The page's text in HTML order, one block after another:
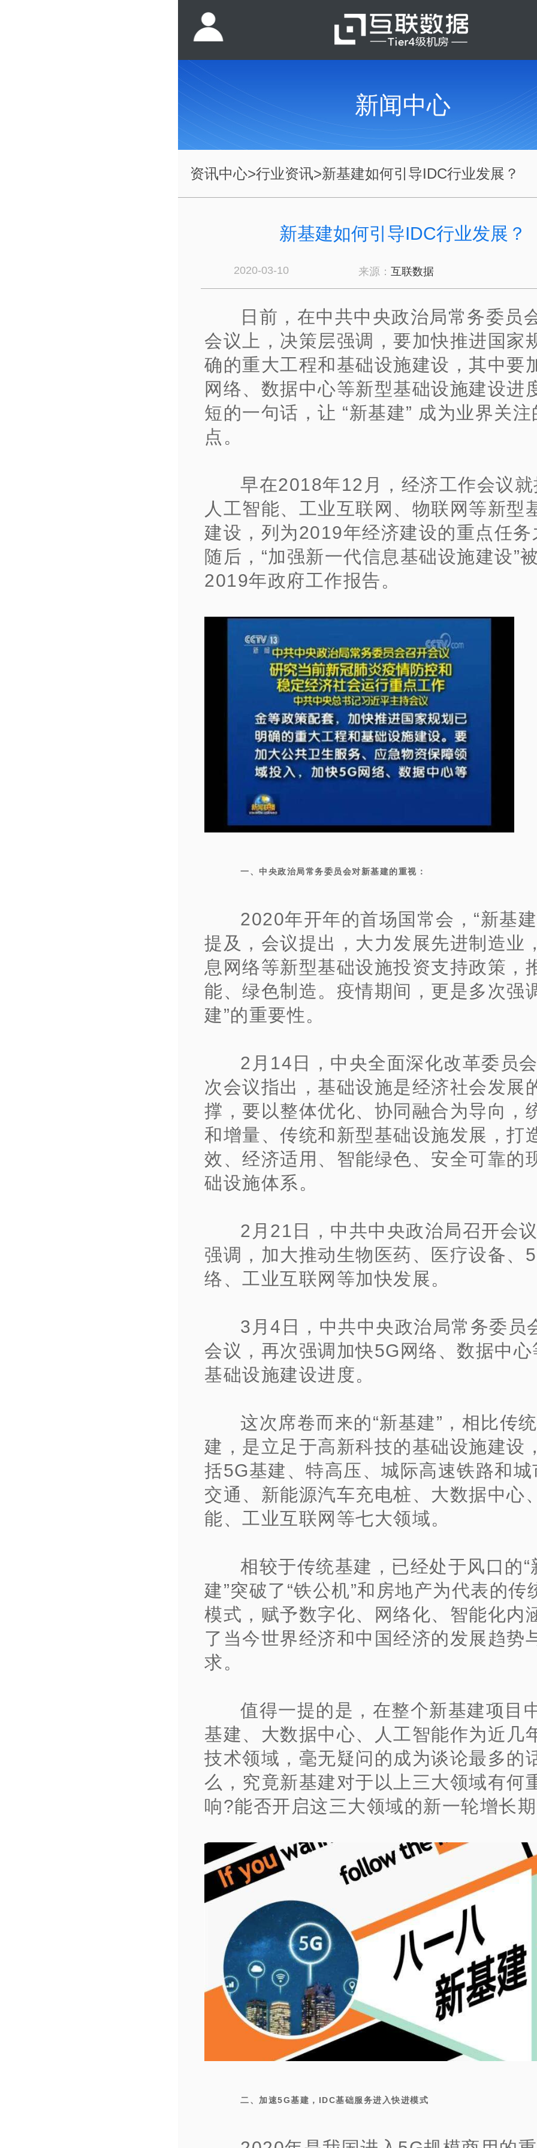
新闻中心
资讯中心>行业资讯>新基建如何引导IDC行业发展？
新基建如何引导IDC行业发展？
2020-03-10 来源： 互联数据
日前，在中共中央政治局常务委员
会议上，决策层强调，要加快推进国家
确的重大工程和基础设施建设，其中要
网络、数据中心等新型基础设施建设进
短的一句话，让 “新基建” 成为业界关注
点。
早在2018年12月，经济工作会议
人工智能、工业互联网、物联网等新型
建设，列为2019年经济建设的重点任务
随后，“加强新一代信息基础设施建设”
2019年政府工作报告。
一、中央政治局常务委员会对新基建的重视：
2020年开年的首场国常会，“新基
提及，会议提出，大力发展先进制造业
息网络等新型基础设施投资支持政策，
能、绿色制造。疫情期间，更是多次强
建”的重要性。
2月14日，中央全面深化改革委员
次会议指出，基础设施是经济社会发展
撑，要以整体优化、协同融合为导向，
和增量、传统和新型基础设施发展，打
效、经济适用、智能绿色、安全可靠的
础设施体系。
2月21日，中共中央政治局召开会
强调，加大推动生物医药、医疗设备、
络、工业互联网等加快发展。
3月4日，中共中央政治局常务委员
会议，再次强调加快5G网络、数据中
基础设施建设进度。
这次席卷而来的“新基建”，相比传
建，是立足于高新科技的基础设施建设
括5G基建、特高压、城际高速铁路和
交通、新能源汽车充电桩、大数据中心
能、工业互联网等七大领域。
相较于传统基建，已经处于风口的“
建”突破了“铁公机”和房地产为代表的传
模式，赋予数字化、网络化、智能化内
了当今世界经济和中国经济的发展趋势
求。
值得一提的是，在整个新基建项目
基建、大数据中心、人工智能作为近几
技术领域，毫无疑问的成为谈论最多的
么，究竟新基建对于以上三大领域有何
响?能否开启这三大领域的新一轮增长
二、加速5G基建，IDC基础服务进入快进模式